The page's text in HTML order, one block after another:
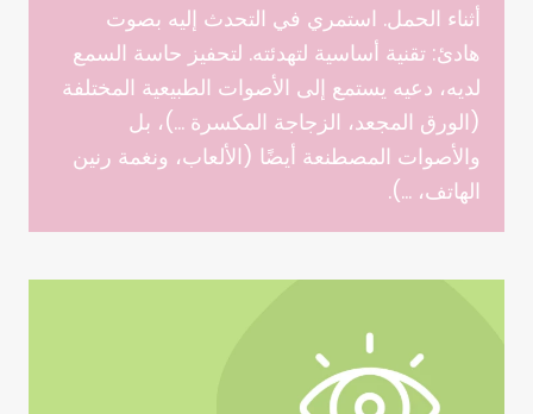
أثناء الحمل. استمري في التحدث إليه بصوت
هادئ: تقنية أساسية لتهدئته. لتحفيز حاسة السمع
لديه، دعيه يستمع إلى الأصوات الطبيعية المختلفة
(الورق المجعد، الزجاجة المكسرة …)، بل
والأصوات المصطنعة أيضًا (الألعاب، ونغمة رنين
الهاتف، …).